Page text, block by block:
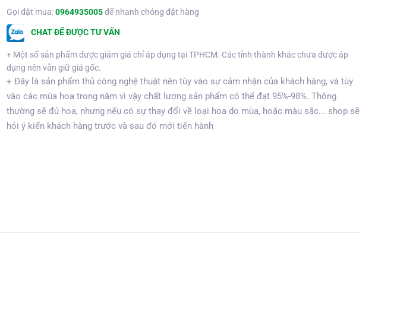
Gọi đặt mua:0964935005để nhanh chóng đặt hàng
CHAT ĐỂ ĐƯỢC TƯ VẤN
+ Một số sản phẩm được giảm giá chỉ áp dụng tại TPHCM. Các tỉnh thành khác chưa được áp
dụng nên vẫn giữ giá gốc.
+ Đây là sản phẩm thủ công nghệ thuật nên tùy vào sự cảm nhận của khách hàng, và tùy
vào các mùa hoa trong năm vì vậy chất lượng sản phẩm có thể đạt 95%-98%. Thông
thường sẽ đủ hoa, nhưng nếu có sự thay đổi về loại hoa do mùa, hoặc màu sắc... shop sẽ
hỏi ý kiến khách hàng trước và sau đó mới tiến hành